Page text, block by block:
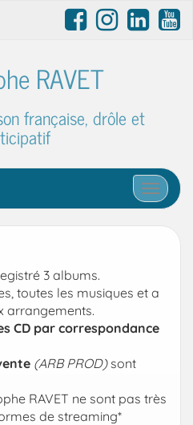
RAVET
française, drôle et
3 albums.
toutes les musiques et a
arrangements.
CD par correspondance
(ARB PROD)sont
RAVET ne sont pas très
de streaming*